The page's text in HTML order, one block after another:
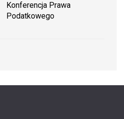
Konferencja Prawa
Podatkowego